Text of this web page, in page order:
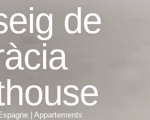
de
Appartements